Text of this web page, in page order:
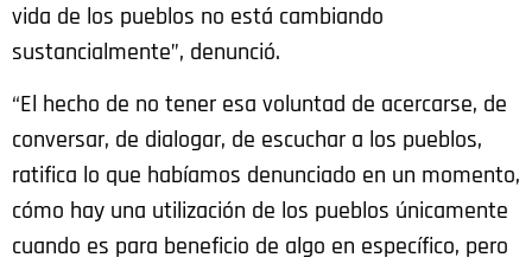
vida de los pueblos no está cambiando
sustancialmente”, denunció.
“El hecho de no tener esa voluntad de acercarse, de
conversar, de dialogar, de escuchar a los pueblos,
ratifica lo que habíamos denunciado en un momento,
cómo hay una utilización de los pueblos únicamente
cuando es para beneficio de algo en específico, pero